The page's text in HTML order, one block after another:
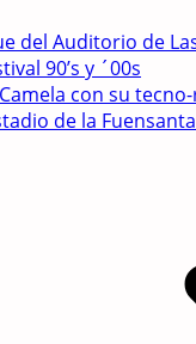
del Auditorio de
90’s y ´00s
con su
de la